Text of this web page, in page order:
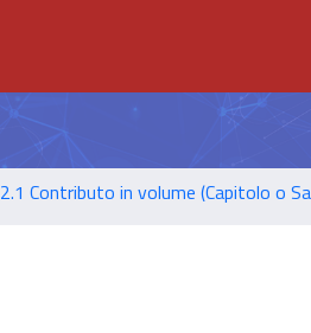
2.1 Contributo in volume (Capitolo o